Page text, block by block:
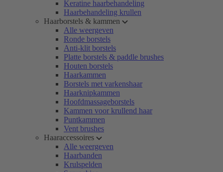
Keratine haarbehandeling
Haarbehandeling krullen
Haarborstels & kammen
Alle weergeven
Ronde borstels
Anti-klit borstels
Platte borstels & paddle brushes
Houten borstels
Haarkammen
Borstels met varkenshaar
Haarknipkammen
Hoofdmassageborstels
Kammen voor krullend haar
Puntkammen
Vent brushes
Haaraccessoires
Alle weergeven
Haarbanden
Krulspelden